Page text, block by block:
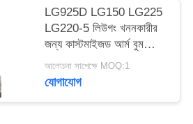
LG925D LG150 LG225
LG220-5 লিউগং খননকারীর
জন্য কাস্টমাইজড আর্ম বুম
বালতি হাইড্রোলিক সিলিন্ডার
আলোচনা সাপেক্ষে MOQ:1
যোগাযোগ